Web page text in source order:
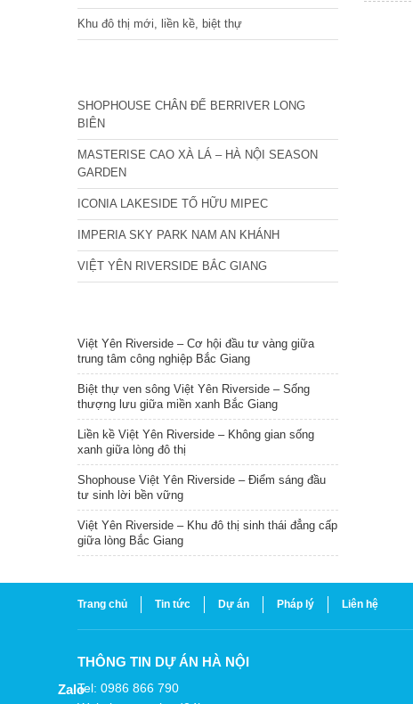
Khu đô thị mới, liền kề, biệt thự
SHOPHOUSE CHÂN ĐẾ BERRIVER LONG
BIÊN
MASTERISE CAO XÀ LÁ – HÀ NỘI SEASON
GARDEN
ICONIA LAKESIDE TỐ HỮU MIPEC
IMPERIA SKY PARK NAM AN KHÁNH
VIỆT YÊN RIVERSIDE BẮC GIANG
Việt Yên Riverside – Cơ hội đầu tư vàng giữa
trung tâm công nghiệp Bắc Giang
Biệt thự ven sông Việt Yên Riverside – Sống
thượng lưu giữa miền xanh Bắc Giang
Liền kề Việt Yên Riverside – Không gian sống
xanh giữa lòng đô thị
Shophouse Việt Yên Riverside – Điểm sáng đầu
tư sinh lời bền vững
Việt Yên Riverside – Khu đô thị sinh thái đẳng cấp
giữa lòng Bắc Giang
Trang chủ Tin tức Dự án Pháp lý Liên hệ
THÔNG TIN DỰ ÁN HÀ NỘI
Tel: 0986 866 790
Zalo